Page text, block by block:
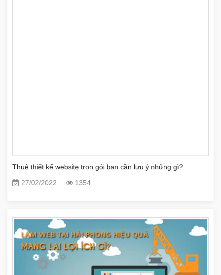
Thuê thiết kế website trọn gói bạn cần lưu ý những gì?
27/02/2022
1354